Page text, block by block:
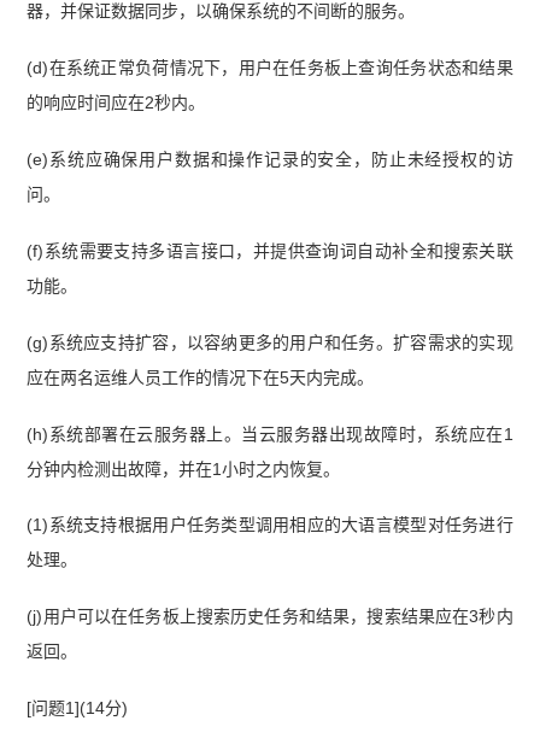
器，并保证数据同步，以确保系统的不间断的服务。
(d)在系统正常负荷情况下，用户在任务板上查询任务状态和结果
的响应时间应在2秒内。
(e)系统应确保用户数据和操作记录的安全，防止未经授权的访
问。
(f)系统需要支持多语言接口，并提供查询词自动补全和搜索关联
功能。
(g)系统应支持扩容，以容纳更多的用户和任务。扩容需求的实现
应在两名运维人员工作的情况下在5天内完成。
(h)系统部署在云服务器上。当云服务器出现故障时，系统应在1
分钟内检测出故障，并在1小时之内恢复。
(1)系统支持根据用户任务类型调用相应的大语言模型对任务进行
处理。
(j)用户可以在任务板上搜索历史任务和结果，搜索结果应在3秒内
返回。
[问题1](14分)